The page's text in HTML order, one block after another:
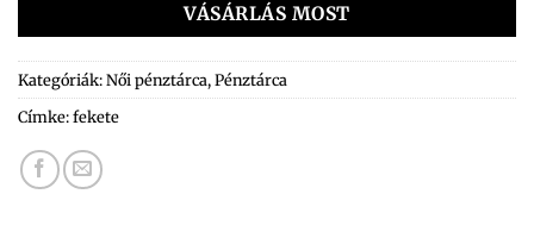
VÁSÁRLÁS MOST
Kategóriák:Női pénztárca,Pénztárca
Címke:fekete